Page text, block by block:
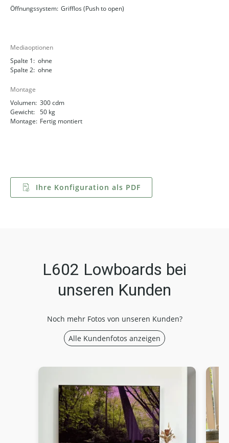
Öffnungssystem: Grifflos (Push to open)
Mediaoptionen
Spalte 1: ohne
Spalte 2: ohne
Montage
Volumen: 300 cdm
Gewicht: 50 kg
Montage: Fertig montiert
Ihre Konfiguration als PDF
L602 Lowboards bei
unseren Kunden
Noch mehr Fotos von unseren Kunden?
Alle Kundenfotos anzeigen